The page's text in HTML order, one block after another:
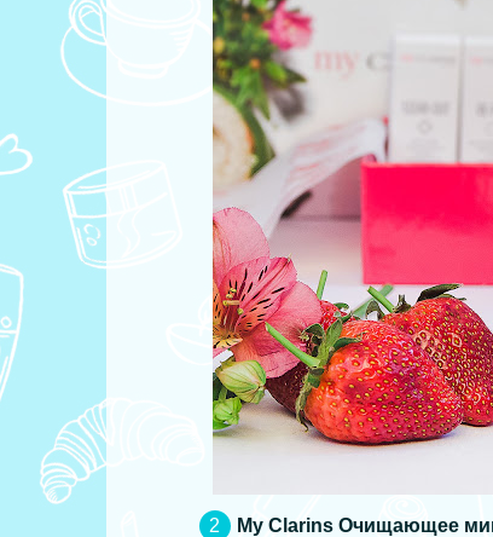
My Clarins Очищающее